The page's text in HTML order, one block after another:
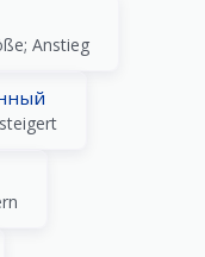
Anstieg